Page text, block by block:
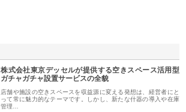
株式会社東京デッセルが提供する空きスペース活用型
ガチャガチャ設置サービスの全貌
店舗や施設の空きスペースを収益源に変える発想は、経営者にと
って常に魅力的なテーマです。しかし、新たな什器の導入や在庫
管理…